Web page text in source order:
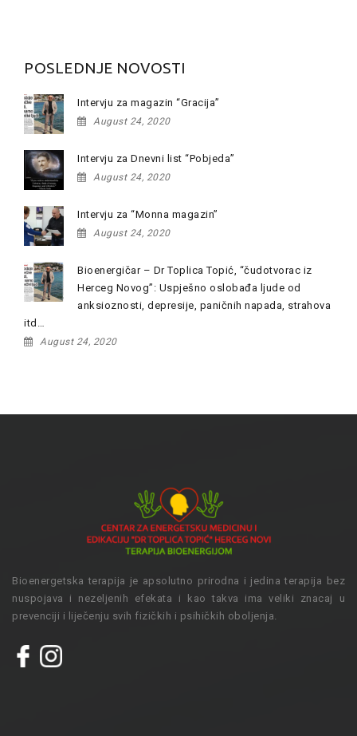
POSLEDNJE NOVOSTI
Intervju za magazin “Gracija”
August 24, 2020
Intervju za Dnevni list “Pobjeda”
August 24, 2020
Intervju za “Monna magazin”
August 24, 2020
Bioenergičar – Dr Toplica Topić, “čudotvorac iz
Herceg Novog”: Uspješno oslobađa ljude od
anksioznosti, depresije, paničnih napada, strahova
itd…
August 24, 2020
Bioenergetska terapija je apsolutno prirodna i jedina terapija bez
nuspojava i nezeljenih efekata i kao takva ima veliki znacaj u
prevenciji i liječenju svih fizičkih i psihičkih oboljenja.